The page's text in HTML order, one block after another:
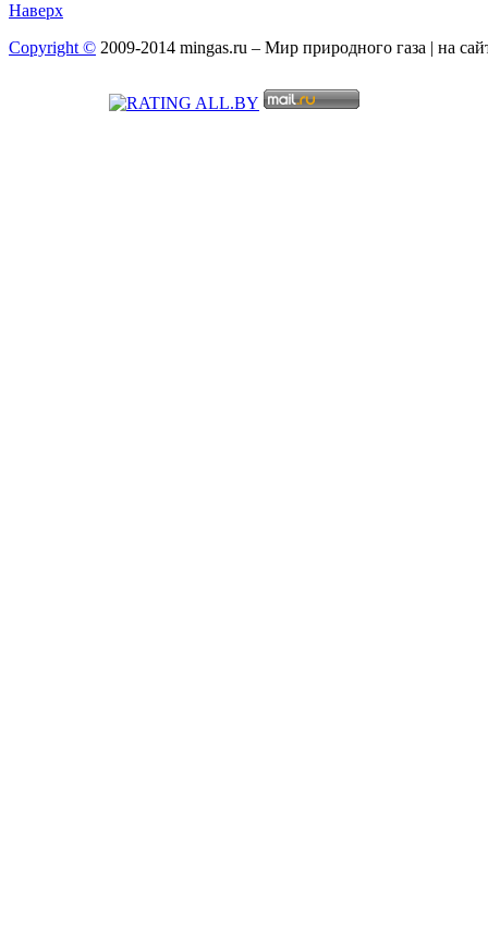
Наверх
Copyright © 2009-2014 mingas.ru – Мир природного газа | на